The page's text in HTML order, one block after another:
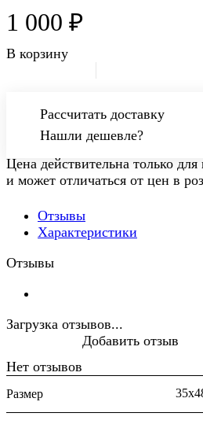
1 000 ₽
В корзину
Рассчитать доставку
Нашли дешевле?
Цена действительна только для
и может отличаться от цен в
Отзывы
Характеристики
Отзывы
Загрузка отзывов...
Нет отзывов
Добавить отзыв
Размер